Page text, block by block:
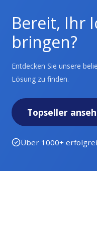
Bereit, Ihr
bringen?
Entdecken Sie unsere
Lösung zu finden.
Topseller
Über 1000+